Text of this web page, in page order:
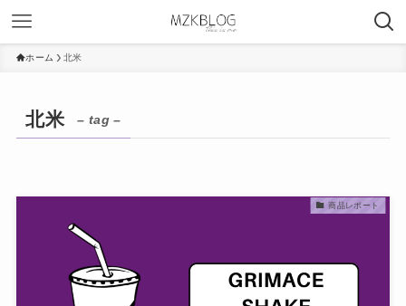
ホーム 北米
北米 – tag –
商品レポート